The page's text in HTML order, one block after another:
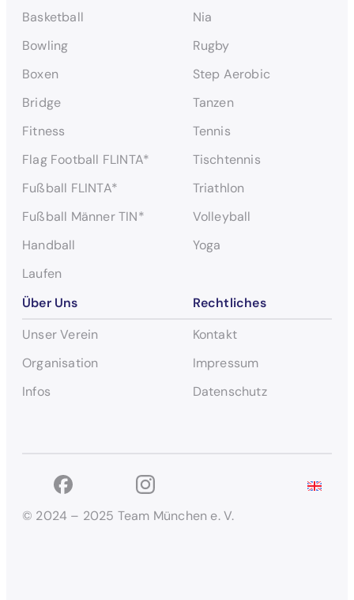
e
Basketball
Bowling
Boxen
Bridge
Fitness
Flag Football FLINTA*
Fußball FLINTA*
Fußball Männer TIN*
Handball
Laufen
Nia
Rugby
Step Aerobic
Tanzen
Tennis
Tischtennis
Triathlon
Volleyball
Yoga
Über Uns
Unser Verein
Organisation
Infos
Rechtliches
Kontakt
Impressum
Datenschutz
© 2024 – 2025 Team München e. V.